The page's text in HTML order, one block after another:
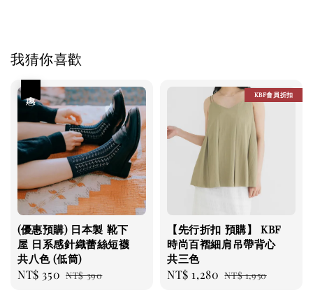
我猜你喜歡
(優惠預購) 日本製 靴下
屋 日系感針織蕾絲短襪
共八色 (低筒)
Sale
NT$ 350 Regular
NT$ 390
KBF會員折扣
【先行折扣 預購】 KBF
時尚百褶細肩吊帶背心
共三色
Sale
NT$ 1,280 Regular
NT$ 1,950